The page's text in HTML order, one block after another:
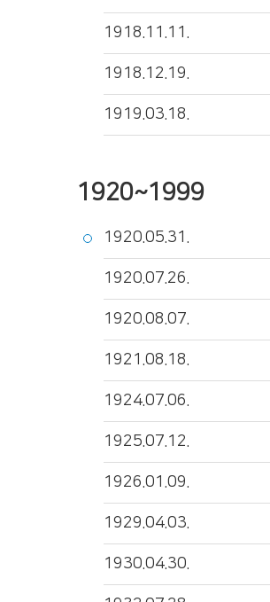
1918.11.11.
1918.12.19.
1919.03.18.
1920~1999
1920.05.31.
1920.07.26.
1920.08.07.
1921.08.18.
1924.07.06.
1925.07.12.
1926.01.09.
1929.04.03.
1930.04.30.